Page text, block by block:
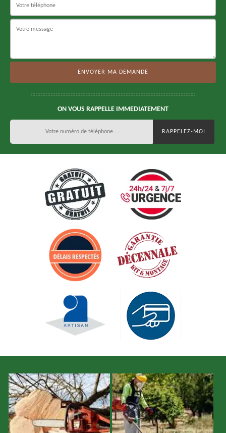
ON VOUS RAPPELLE IMMEDIATEMENT